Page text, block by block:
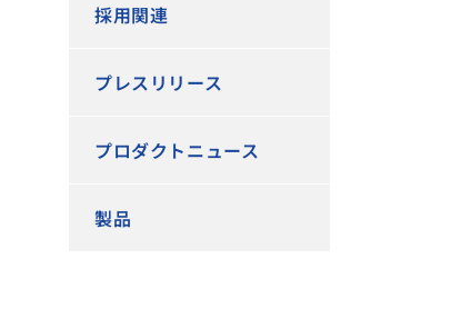
採用関連
プレスリリース
プロダクトニュース
製品